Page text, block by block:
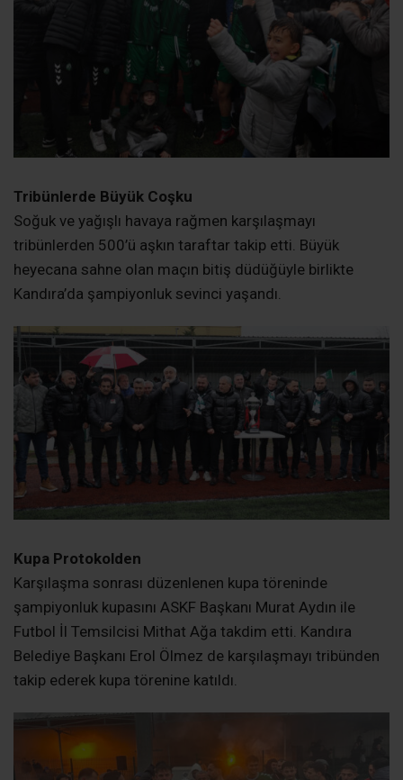
Tribünlerde Büyük Coşku
Soğuk ve yağışlı havaya rağmen karşılaşmayı
tribünlerden 500’ü aşkın taraftar takip etti. Büyük
heyecana sahne olan maçın bitiş düdüğüyle birlikte
Kandıra’da şampiyonluk sevinci yaşandı.
Kupa Protokolden
Karşılaşma sonrası düzenlenen kupa töreninde
şampiyonluk kupasını ASKF Başkanı Murat Aydın ile
Futbol İl Temsilcisi Mithat Ağa takdim etti. Kandıra
Belediye Başkanı Erol Ölmez de karşılaşmayı tribünden
takip ederek kupa törenine katıldı.